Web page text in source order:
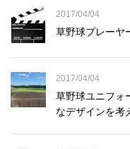
2017/04/04
草野球プレーヤ
2017/04/04
草野球ユニフォ
なデザインを考